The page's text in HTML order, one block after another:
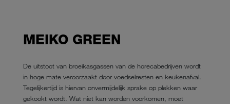
MEIKO GREEN
De uitstoot van broeikasgassen van de horecabedrijven wordt
in hoge mate veroorzaakt door voedselresten en keukenafval.
Tegelijkertijd is hiervan onvermijdelijk sprake op plekken waar
gekookt wordt. Wat niet kan worden voorkomen, moet